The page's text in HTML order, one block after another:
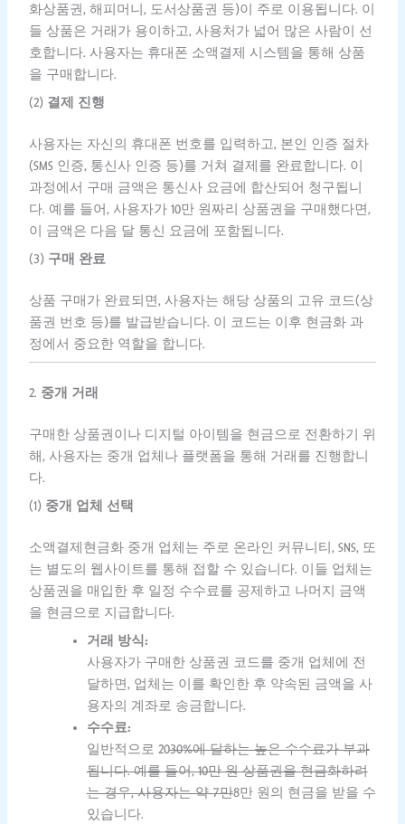
화상품권, 해피머니, 도서상품권 등)이 주로 이용됩니다. 이
들 상품은 거래가 용이하고, 사용처가 넓어 많은 사람이 선
호합니다. 사용자는 휴대폰 소액결제 시스템을 통해 상품
을 구매합니다.
(2) 결제 진행
사용자는 자신의 휴대폰 번호를 입력하고, 본인 인증 절차
(SMS 인증, 통신사 인증 등)를 거쳐 결제를 완료합니다. 이
과정에서 구매 금액은 통신사 요금에 합산되어 청구됩니
다. 예를 들어, 사용자가 10만 원짜리 상품권을 구매했다면,
이 금액은 다음 달 통신 요금에 포함됩니다.
(3) 구매 완료
상품 구매가 완료되면, 사용자는 해당 상품의 고유 코드(상
품권 번호 등)를 발급받습니다. 이 코드는 이후 현금화 과
정에서 중요한 역할을 합니다.
2. 중개 거래
구매한 상품권이나 디지털 아이템을 현금으로 전환하기 위
해, 사용자는 중개 업체나 플랫폼을 통해 거래를 진행합니
다.
(1) 중개 업체 선택
소액결제현금화 중개 업체는 주로 온라인 커뮤니티, SNS, 또
는 별도의 웹사이트를 통해 접할 수 있습니다. 이들 업체는
상품권을 매입한 후 일정 수수료를 공제하고 나머지 금액
을 현금으로 지급합니다.
거래 방식:
사용자가 구매한 상품권 코드를 중개 업체에 전
달하면, 업체는 이를 확인한 후 약속된 금액을 사
용자의 계좌로 송금합니다.
수수료:
일반적으로 2030%에 달하는 높은 수수료가 부과
됩니다. 예를 들어, 10만 원 상품권을 현금화하려
는 경우, 사용자는 약 7만8만 원의 현금을 받을 수
있습니다.